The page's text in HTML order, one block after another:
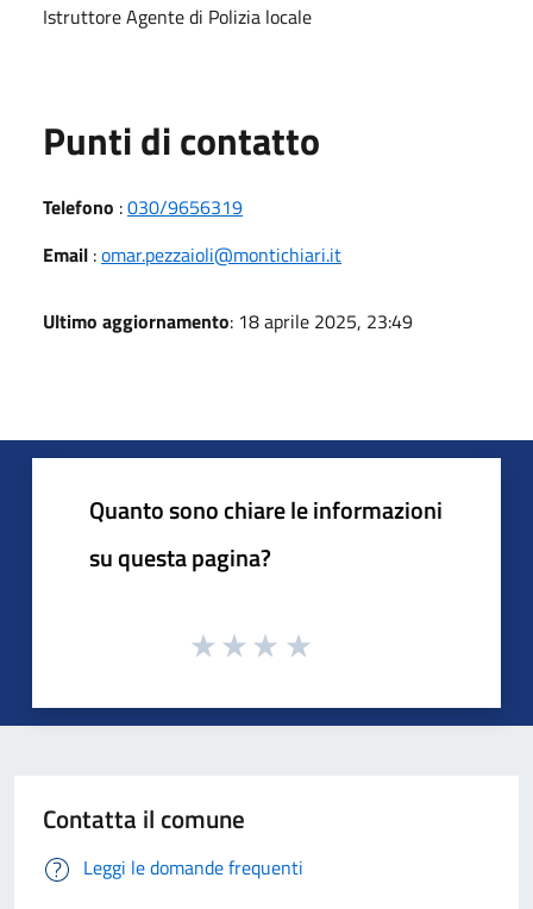
Istruttore Agente di Polizia locale
Punti di contatto
Telefono :030/9656319
Email :omar.pezzaioli@montichiari.it
Ultimo aggiornamento: 18 aprile 2025, 23:49
Quanto sono chiare le informazioni
su questa pagina?
Contatta il comune
Leggi le domande frequenti